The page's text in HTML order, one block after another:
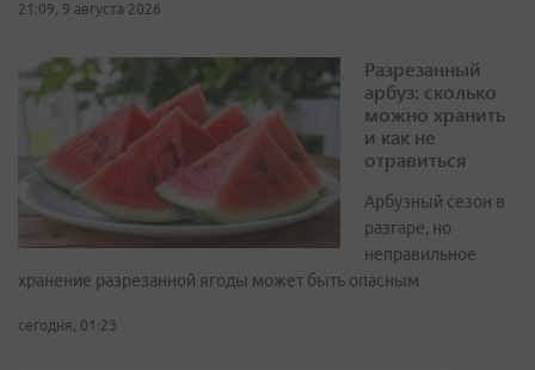
21:09, 9 августа 2026
Разрезанный
арбуз: сколько
можно хранить
и как не
отравиться
Арбузный сезон в
разгаре, но
неправильное
хранение разрезанной ягоды может быть опасным
сегодня, 01:23